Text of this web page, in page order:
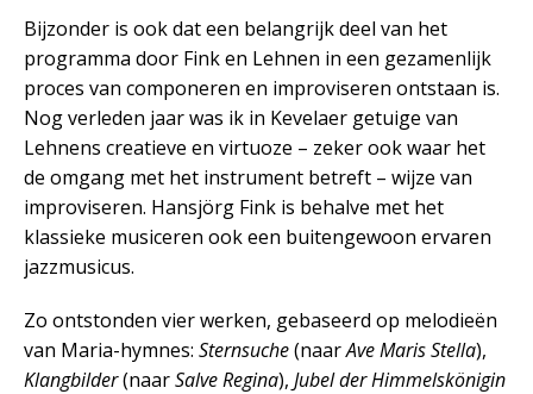
Bijzonder is ook dat een belangrijk deel van het
programma door Fink en Lehnen in een gezamenlijk
proces van componeren en improviseren ontstaan is.
Nog verleden jaar was ik in Kevelaer getuige van
Lehnens creatieve en virtuoze – zeker ook waar het
de omgang met het instrument betreft – wijze van
improviseren. Hansjörg Fink is behalve met het
klassieke musiceren ook een buitengewoon ervaren
jazzmusicus.
Zo ontstonden vier werken, gebaseerd op melodieën
van Maria-hymnes: Sternsuche(naarAve Maris Stella),
Klangbilder(naarSalve Regina), Jubel der Himmelskönigin